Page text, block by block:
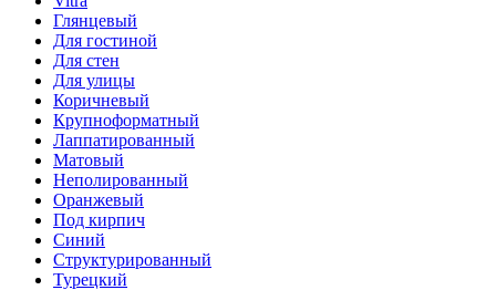
Глянцевый
Для гостиной
Для стен
Для улицы
Коричневый
Крупноформатный
Лаппатированный
Матовый
Неполированный
Оранжевый
Под кирпич
Синий
Структурированный
Турецкий